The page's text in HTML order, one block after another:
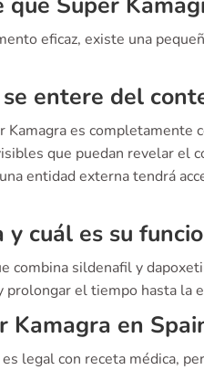
eficaz, existe una
entere del
es completamente
que puedan revelar el
entidad externa tendrá
y cuál es su
combina sildenafil y
prolongar el tiempo hasta la
Kamagra en
legal con receta médica,